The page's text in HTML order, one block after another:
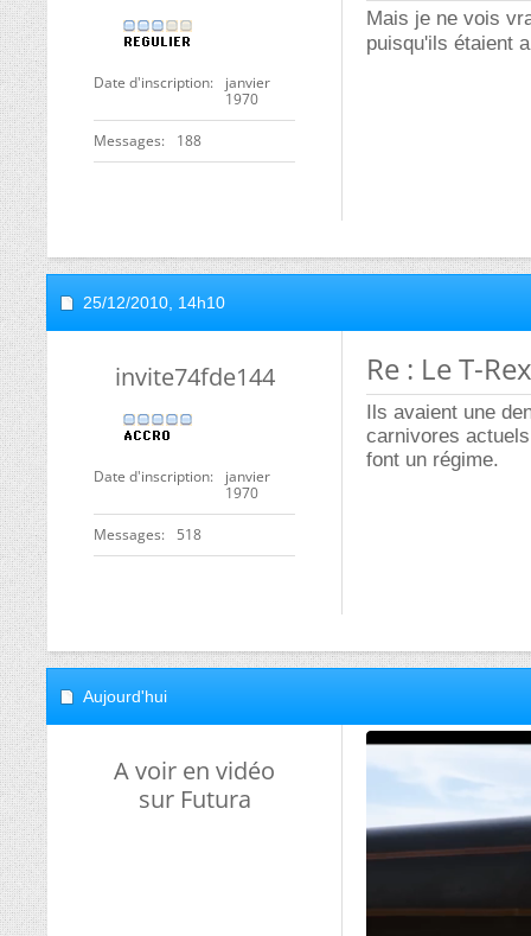
Date d'inscription
janvier
1970
Messages 188
Mais je ne vois
puisqu'ils étaient
25/12/2010, 14h10
invite74fde144
Date d'inscription
janvier
1970
Messages 518
Re : Le T-
Ils avaient une
carnivores
font un régime.
Aujourd'hui
A voir en vidéo
sur Futura